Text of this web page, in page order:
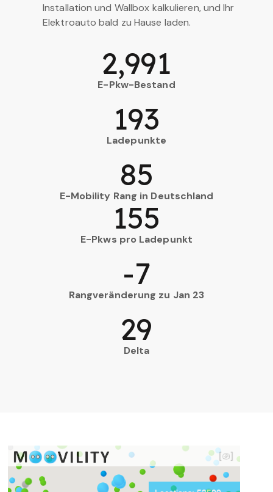
Installation und Wallbox kalkulieren, und Ihr
Elektroauto bald zu Hause laden.
E-Pkw-Bestand
2,991
Ladepunkte
193
E-Mobility Rang in Deutschland
85
E-Pkws pro Ladepunkt
155
Rangveränderung zu Jan 23
-7
Delta
29